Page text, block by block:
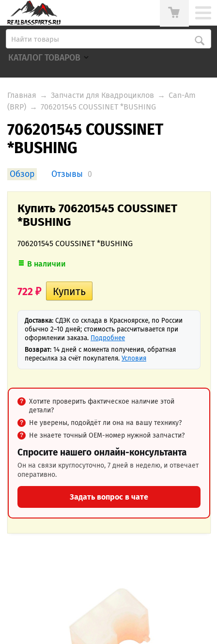
КАТАЛОГ ТОВАРОВ
Главная → Запчасти для Квадроциклов → Can-Am
(BRP) → 706201545 COUSSINET *BUSHING
706201545 COUSSINET
*BUSHING
Обзор Отзывы 0
Купить 706201545 COUSSINET
*BUSHING
706201545 COUSSINET *BUSHING
В наличии
722 ₽
Доставка: СДЭК со склада в Красноярске, по России
обычно 2–10 дней; стоимость рассчитывается при
оформлении заказа. Подробнее
Возврат: 14 дней с момента получения, обратная
пересылка за счёт покупателя. Условия
Хотите проверить фактическое наличие этой
детали?
Не уверены, подойдёт ли она на вашу технику?
Не знаете точный OEM-номер нужной запчасти?
Спросите нашего онлайн-консультанта
Он на связи круглосуточно, 7 дней в неделю, и отвечает
оперативно.
Задать вопрос в чате